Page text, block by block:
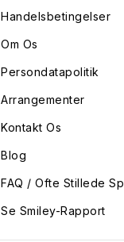
Handelsbetingelser
Om Os
Persondatapolitik
Arrangementer
Kontakt Os
Blog
FAQ / Ofte Stillede
Se Smiley-Rapport